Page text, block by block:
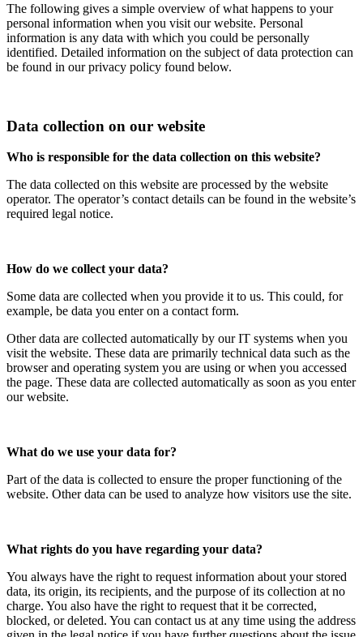
The following gives a simple overview of what happens to your
personal information when you visit our website. Personal
information is any data with which you could be personally
identified. Detailed information on the subject of data protection can
be found in our privacy policy found below.
Data collection on our website
Who is responsible for the data collection on this website?
The data collected on this website are processed by the website
operator. The operator’s contact details can be found in the website’s
required legal notice.
How do we collect your data?
Some data are collected when you provide it to us. This could, for
example, be data you enter on a contact form.
Other data are collected automatically by our IT systems when you
visit the website. These data are primarily technical data such as the
browser and operating system you are using or when you accessed
the page. These data are collected automatically as soon as you enter
our website.
What do we use your data for?
Part of the data is collected to ensure the proper functioning of the
website. Other data can be used to analyze how visitors use the site.
What rights do you have regarding your data?
You always have the right to request information about your stored
data, its origin, its recipients, and the purpose of its collection at no
charge. You also have the right to request that it be corrected,
blocked, or deleted. You can contact us at any time using the address